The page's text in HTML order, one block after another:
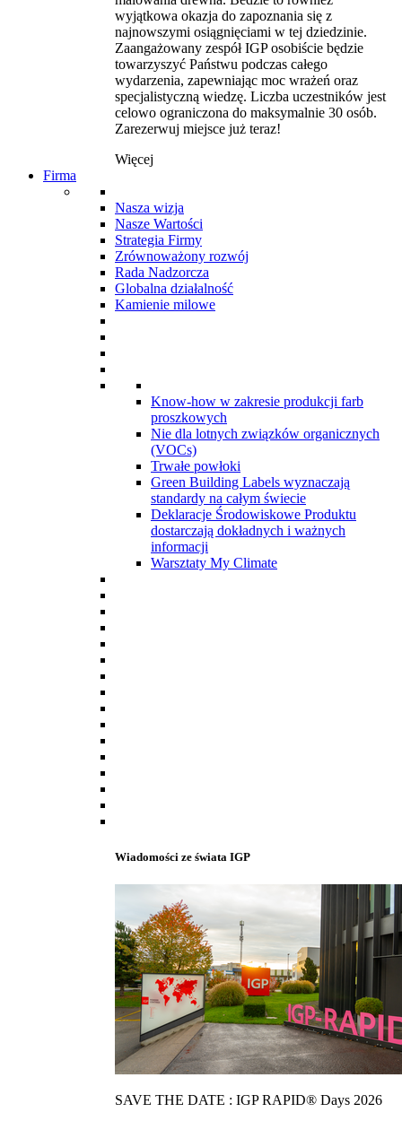
wyjątkowa okazja do zapoznania się z
najnowszymi osiągnięciami w tej dziedzinie.
Zaangażowany zespół IGP osobiście będzie
towarzyszyć Państwu podczas całego
wydarzenia, zapewniając moc wrażeń oraz
specjalistyczną wiedzę. Liczba uczestników jest
celowo ograniczona do maksymalnie 30 osób.
Zarezerwuj miejsce już teraz!
Więcej
Firma
Nasza wizja
Nasze Wartości
Strategia Firmy
Zrównoważony rozwój
Rada Nadzorcza
Globalna działalność
Kamienie milowe
Know-how w zakresie produkcji farb
proszkowych
Nie dla lotnych związków organicznych
(VOCs)
Trwałe powłoki
Green Building Labels wyznaczają
standardy na całym świecie
Deklaracje Środowiskowe Produktu
dostarczają dokładnych i ważnych
informacji
Warsztaty My Climate
Wiadomości ze świata IGP
SAVE THE DATE : IGP RAPID® Days 2026